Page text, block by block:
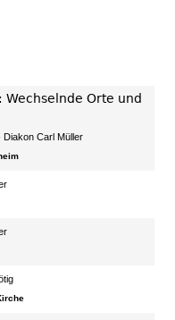
: Wechselnde Orte und
Diakon Carl Müller